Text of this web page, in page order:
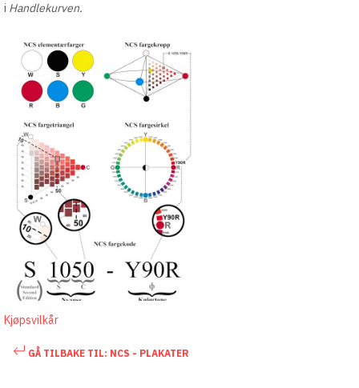
i Handlekurven.
Kjøpsvilkår
GÅ TILBAKE TIL: NCS - PLAKATER